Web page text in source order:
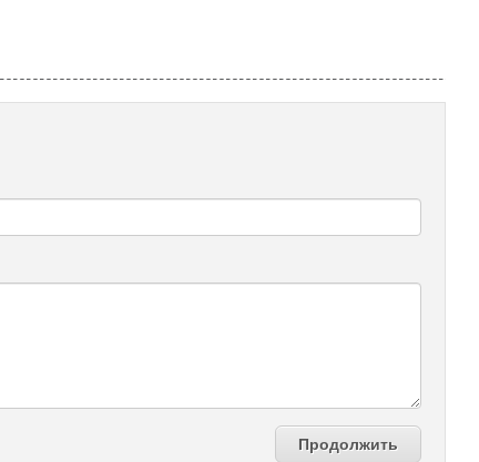
Продолжить